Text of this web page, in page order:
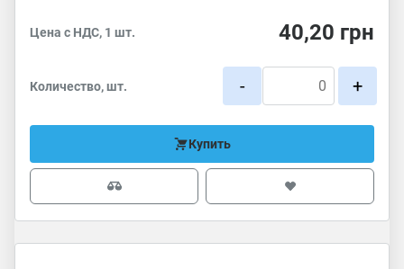
Цена с НДС, 1 шт. 40,20 грн
Количество, шт. - +
Купить